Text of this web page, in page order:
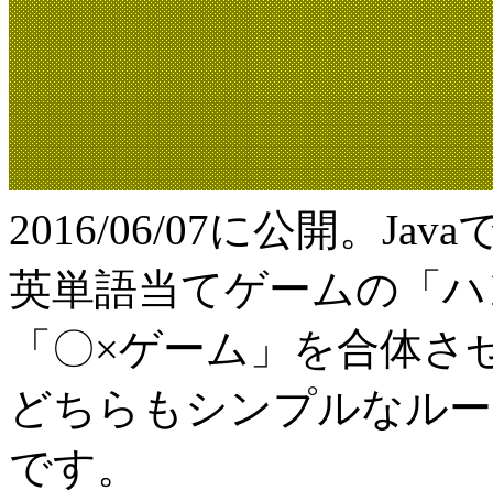
2016/06/07に公開。Java
英単語当てゲームの「
「〇×ゲーム」を合体
どちらもシンプルなル
です。